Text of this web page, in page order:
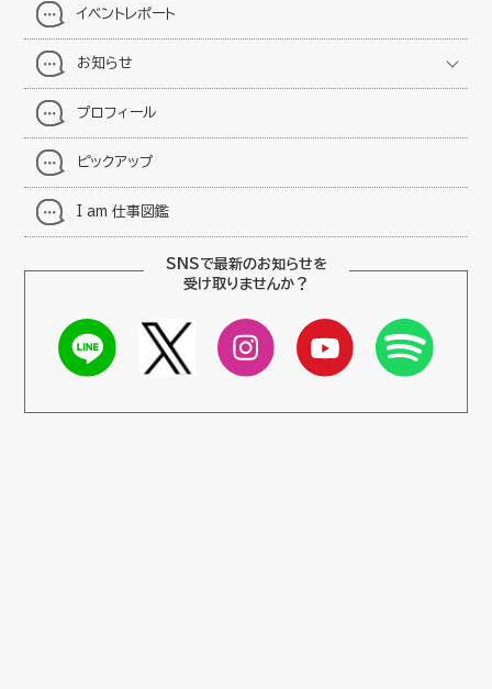
イベントレポート
お知らせ
プロフィール
ピックアップ
I am 仕事図鑑
SNSで最新のお知らせを
受け取りませんか？